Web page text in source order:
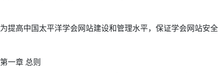
为提高中国太平洋学会网站建设和管理水平，保证学会网站安
第一章 总则